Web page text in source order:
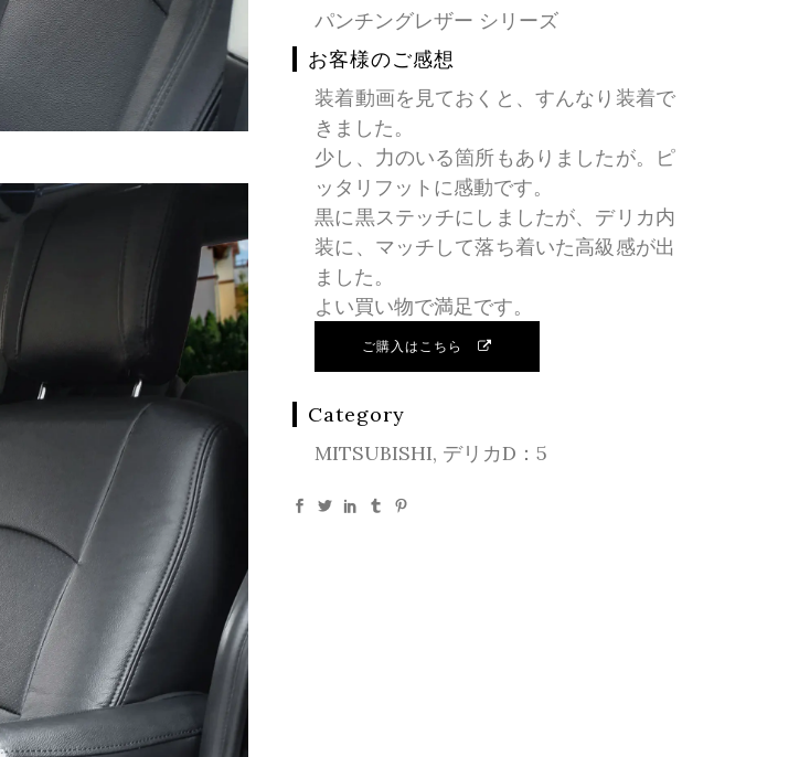
パンチングレザー シリーズ
お客様のご感想
装着動画を見ておくと、すんなり装着で
きました。
少し、力のいる箇所もありましたが。ピ
ッタリフットに感動です。
黒に黒ステッチにしましたが、デリカ内
装に、マッチして落ち着いた高級感が出
ました。
よい買い物で満足です。
ご購入はこちら
Category
MITSUBISHI, デリカD：5